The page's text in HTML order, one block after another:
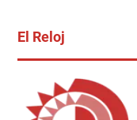
El Reloj